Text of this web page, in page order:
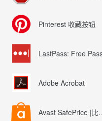
Pinterest 收藏按钮
Adobe Acrobat
Avast